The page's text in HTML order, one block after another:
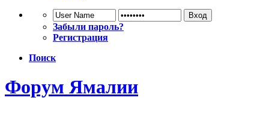
Забыли пароль?
Регистрация
Поиск
Форум Ямалии